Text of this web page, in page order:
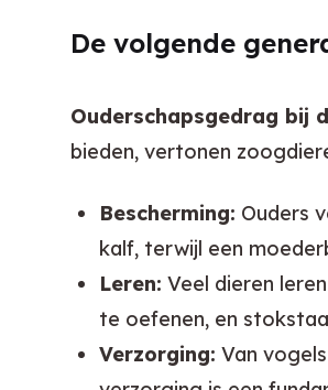
De volgende
Ouderschapsgedrag bij
bieden, vertonen
Bescherming: Ouders
kalf, terwijl een
Leren: Veel dieren
te oefenen, en
Verzorging: Van